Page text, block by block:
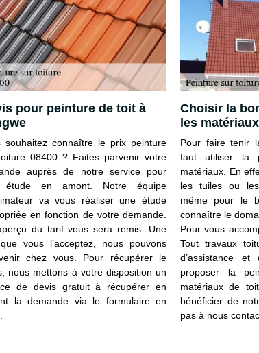
pour peinture de toit à
souhaitez connaître le prix peinture
08400 ? Faites parvenir votre
auprès de notre service pour
étude en amont. Notre équipe
va vous réaliser une étude
en fonction de votre demande.
du tarif vous sera remis. Une
vous l’acceptez, nous pouvons
chez vous. Pour récupérer le
nous mettons à votre disposition un
de devis gratuit à récupérer en
la demande via le formulaire en
Choisir la
les matériaux
Pour faire tenir
faut utiliser la
matériaux. En
les tuiles ou
même pour le
connaître le
Pour vous
Tout travaux
d’assistance et
proposer la
matériaux de
bénéficier de
pas à nous